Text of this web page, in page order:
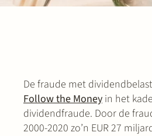
De fraude met
Follow the Money in het
dividendfraude. Door de
2000-2020 zo’n EUR 27